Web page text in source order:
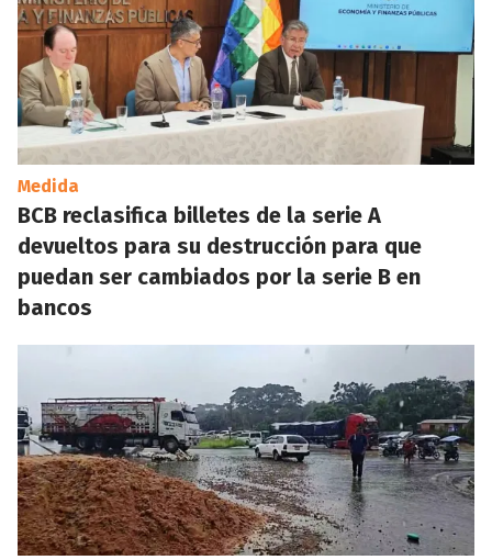
Medida
BCB reclasifica billetes de la serie A
devueltos para su destrucción para que
puedan ser cambiados por la serie B en
bancos